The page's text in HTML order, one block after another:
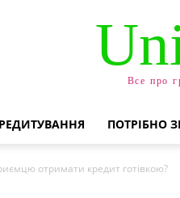
Все про
ПОТРІБНО
отримати кредит готівкою?